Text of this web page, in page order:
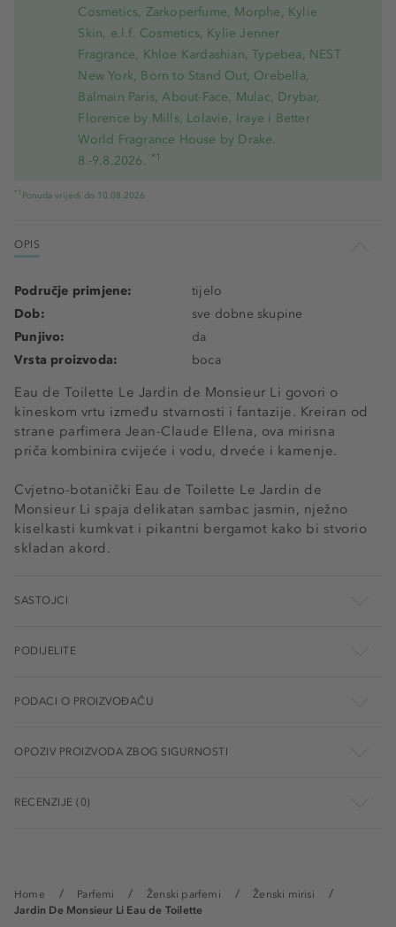
Home Parfemi Ženski parfemi
Ženski mirisi
Jardin De Monsieur Li Eau de Toilette
Cosmetics, Zarkoperfume, Morphe, Kylie
Skin, e.l.f. Cosmetics, Kylie Jenner
Fragrance, Khloe Kardashian, Typebea, NEST
New York, Born to Stand Out, Orebella,
Balmain Paris, About-Face, Mulac, Drybar,
Florence by Mills, Lolavie, Iraye i Better
World Fragrance House by Drake.
8.-9.8.2026. *1
*1 Ponuda vrijedi do 10.08.2026
OPIS
Eau de Toilette Le Jardin de Monsieur Li govori o
kineskom vrtu između stvarnosti i fantazije. Kreiran od
strane parfimera Jean-Claude Ellena, ova mirisna
priča kombinira cvijeće i vodu, drveće i kamenje.
Cvjetno-botanički Eau de Toilette Le Jardin de
Monsieur Li spaja delikatan sambac jasmin, nježno
kiselkasti kumkvat i pikantni bergamot kako bi stvorio
skladan akord.
Područje primjene:
tijelo
Dob:
sve dobne skupine
Punjivo:
da
Vrsta proizvoda:
boca
SASTOJCI
PODIJELITE
PODACI O PROIZVOĐAČU
OPOZIV PROIZVODA ZBOG SIGURNOSTI
RECENZIJE (0)